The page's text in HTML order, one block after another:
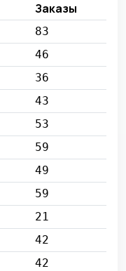
Заказы
83
46
36
43
53
59
49
59
21
42
42